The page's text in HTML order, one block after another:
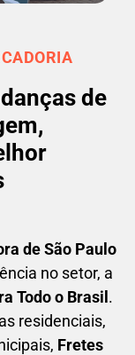
de
de São Paulo
no setor, a
Todo o Brasil.
residenciais,
Fretes